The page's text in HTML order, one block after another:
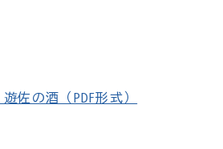
佐の酒（PDF形式）